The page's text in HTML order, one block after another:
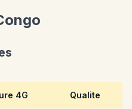
4G Qualite